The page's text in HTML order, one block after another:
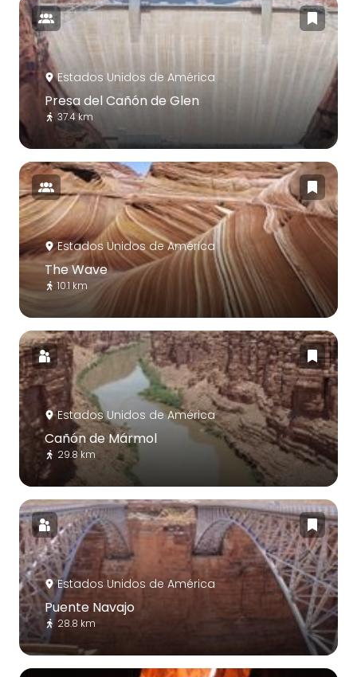
Estados Unidos de América
Presa del Cañón de Glen
37.4 km
Estados Unidos de América
The Wave
10.1 km
Estados Unidos de América
Cañón de Mármol
29.8 km
Estados Unidos de América
Puente Navajo
28.8 km